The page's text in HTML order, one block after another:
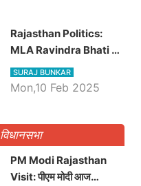
Rajasthan Politics:
MLA Ravindra Bhati ने
प्रदेश की शिक्षा व्यवस्था पर
उठाए सवाल, Madan
SURAJ BUNKAR
Mon,10 Feb 2025
विधानसभा
PM Modi Rajasthan
Visit: पीएम मोदी आज